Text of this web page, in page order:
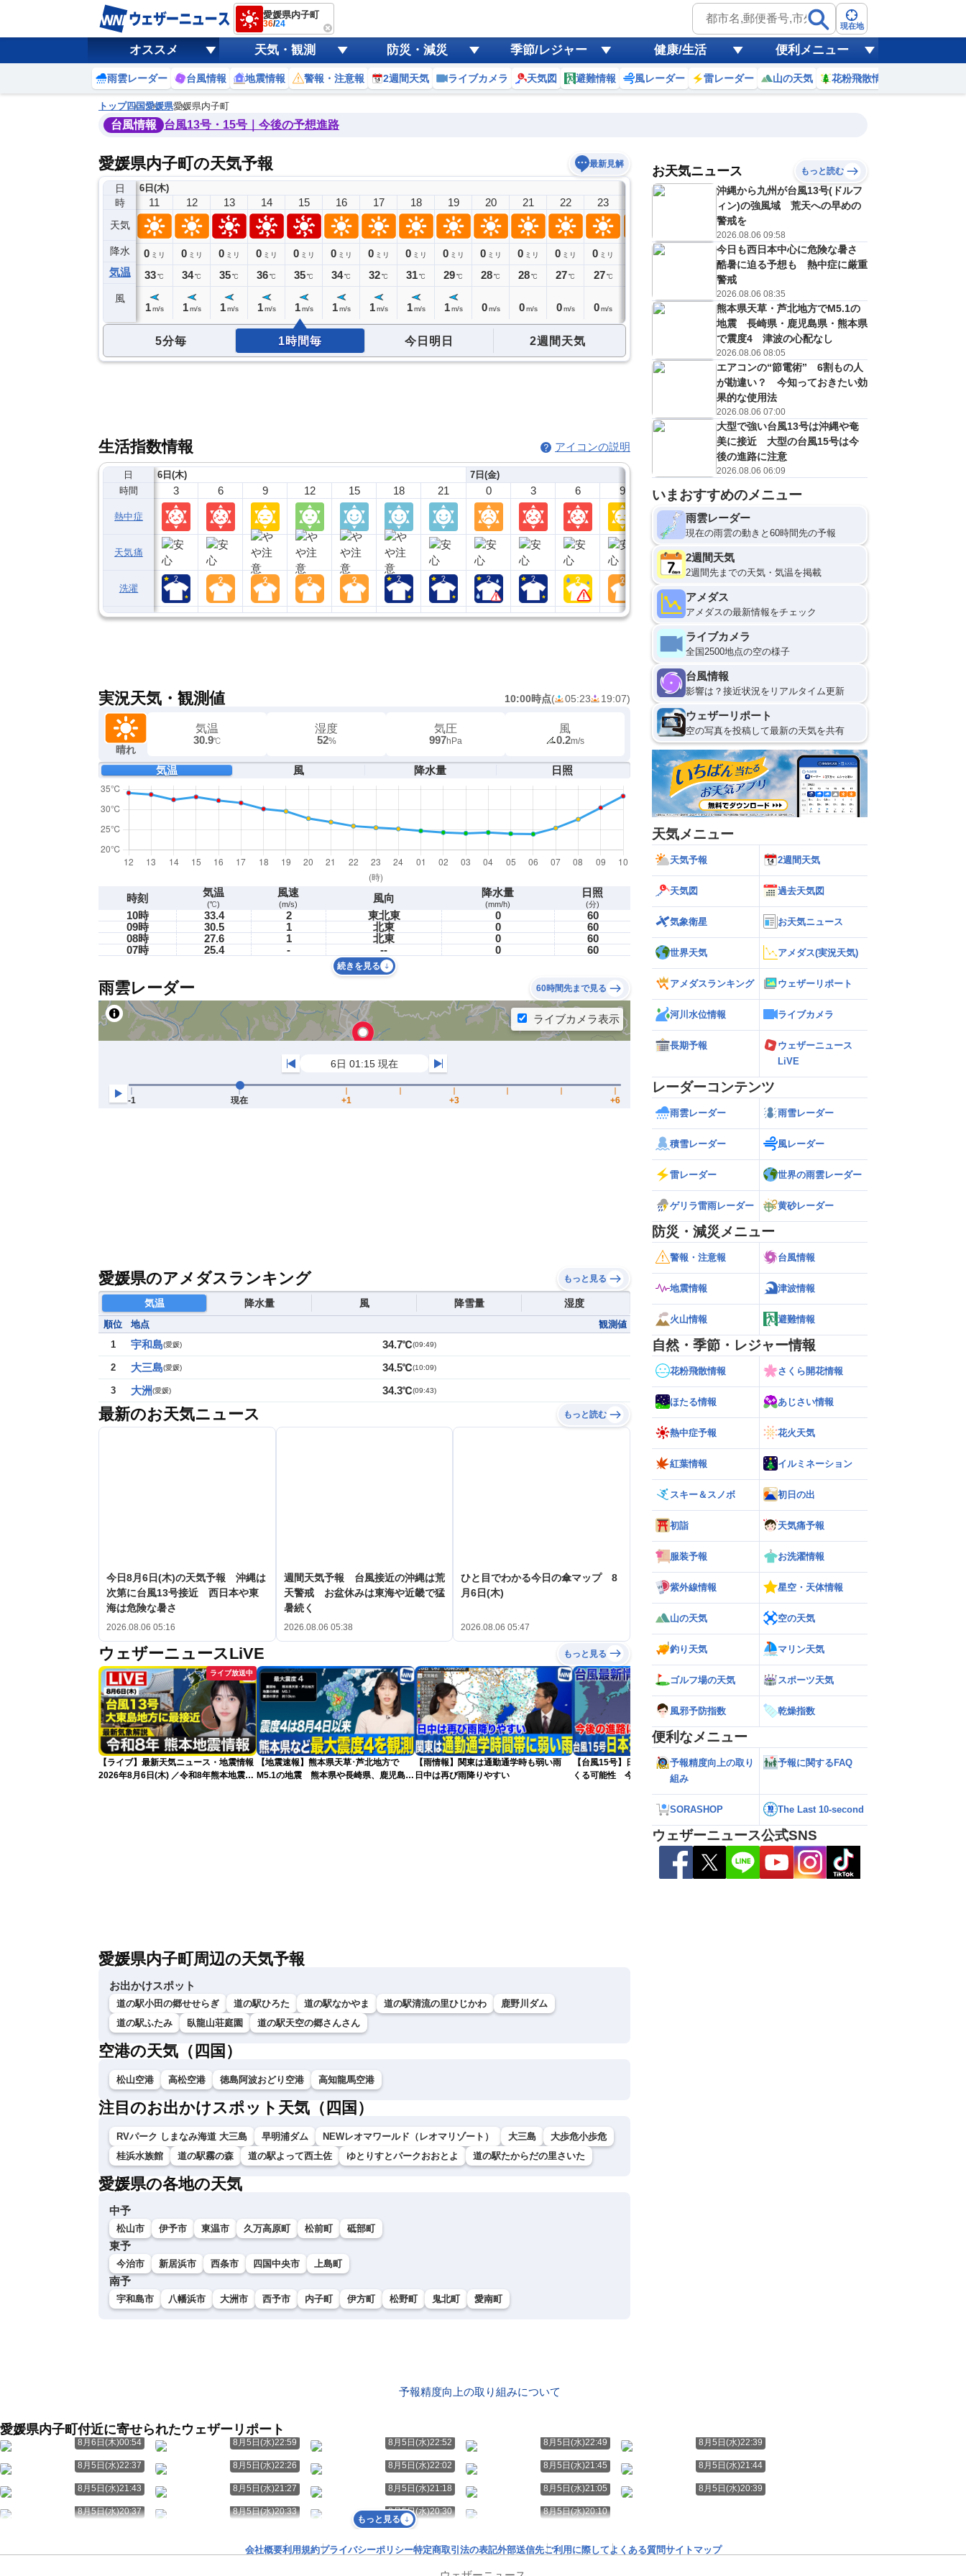
愛媛県内子町
36/24 現在地
オススメ 天気・観測 防災・減災 季節/レジャー 健康/生活 便利メニュー
雨雲レーダー 台風情報 地震情報 警報・注意報 2週間天気 ライブカメラ 天気図 避難情報 風レーダー 雷レーダー 山の天気 花粉飛散情報
トップ四国愛媛県愛媛県内子町
台風情報 台風13号・15号｜今後の予想進路
愛媛県内子町の天気予報 最新見解
日
時
天気
降水
気温
風
6日(木)
10
0ミリ
31℃
11
0 ミリ
33℃
1 m/s
12
0 ミリ
34℃
1 m/s
13
0 ミリ
35℃
1 m/s
14
0 ミリ
36℃
1 m/s
15
0 ミリ
35℃
1 m/s
16
0 ミリ
34℃
1 m/s
17
0 ミリ
32℃
1 m/s
18
0 ミリ
31℃
1 m/s
19
0 ミリ
29℃
1 m/s
20
0 ミリ
28℃
0 m/s
21
0 ミリ
28℃
0 m/s
22
0 ミリ
27℃
0 m/s
23
0 ミリ
27 ℃
0m/s
7日(金)
ミリ
26℃
m/s
3
0ミリ
0m/s
4
0 ミリ
0m/s
5
0ミリ
0m/s
0
0
5分毎 1時間毎 今日明日 2週間天気
生活指数情報 アイコンの説明
日
時間
熱中症
天気痛
洗濯
6日(木)
3 6 9 12 15 18 21
7日(金)
0 3 6 9 12
実況天気・観測値 10:00時点( 05:23 19:07)
晴れ
気温
30.9℃
湿度
52%
気圧
997hPa
風
0.2m/s
気温 風 降水量 日照
時刻 気温
(℃)
風速
(m/s) 風向 降水量
(mm/h)
日照
(分)
10時 33.4 2 東北東 0
60
09時
30.5 1 北東 0
60
08時
27.6 1 北東 0
60
07時
25.4 - -- 0 60
続きを見る
雨雲レーダー 60時間先まで見る
愛媛県のアメダスランキング もっと見る
気温 降水量 風 降雪量 湿度
順位 地点
観測値
1
宇和島(愛媛) 34.7℃(09:49)
2 大三島(愛媛) 34.5℃(10:09)
3 大洲(愛媛) 34.3℃(09:43)
最新のお天気ニュース もっと読む
今日8月6日(木)の天気予報 沖縄は
次第に台風13号接近 西日本や東
海は危険な暑さ
2026.08.06 05:16
週間天気予報 台風接近の沖縄は荒
天警戒 お盆休みは東海や近畿で猛
暑続く
2026.08.06 05:38
ひと目でわかる今日の傘マップ 8
月6日(木)
2026.08.06 05:47
ウェザーニュースLiVE もっと見る
ライブ放送中
【ライブ】最新天気ニュース・地震情報
2026年8月6日(木) ／令和8年熊本地震情
【地震速報】熊本県天草･芦北地方で
M5.1の地震 熊本県や長崎県、鹿児島県
【雨情報】関東は通勤通学時も弱い雨
日中は再び雨降りやすい
【台風15号】日本の東の海上に近づいて
くる可能性 今後の進路に注意（6日3時
【台風13号】沖縄・大東島地方に接近
愛媛県内子町周辺の天気予報
お出かけスポット
道の駅小田の郷せせらぎ 道の駅ひろた 道の駅なかやま 道の駅清流の里ひじかわ
鹿野川ダム
道の駅ふたみ
臥龍山荘庭園 道の駅天空の郷さんさん
空港の天気（四国）
松山空港 高松空港 徳島阿波おどり空港 高知龍馬空港
注目のお出かけスポット天気（四国）
RVパーク しまなみ海道 大三島 早明浦ダム NEWレオマワールド（レオマリゾート） 大三島
大歩危小歩危
桂浜水族館
道の駅霧の森 道の駅よって西土佐 ゆとりすとパークおおとよ 道の駅たからだの里さいた
愛媛県の各地の天気
中予
松山市 伊予市 東温市 久万高原町 松前町 砥部町
東予
今治市 新居浜市 西条市 四国中央市 上島町
南予
宇和島市 八幡浜市 大洲市 西予市 内子町 伊方町 松野町 鬼北町 愛南町
お天気ニュース もっと読む
沖縄から九州が台風13号(ドルフ
ィン)の強風域 荒天への早めの
警戒を
2026.08.06 09:58
今日も西日本中心に危険な暑さ
酷暑に迫る予想も 熱中症に厳重
警戒
2026.08.06 08:35
熊本県天草・芦北地方でM5.1の
地震 長崎県・鹿児島県・熊本県
で震度4 津波の心配なし
2026.08.06 08:05
エアコンの“節電術” 6割もの人
が勘違い？ 今知っておきたい効
果的な使用法
2026.08.06 07:00
大型で強い台風13号は沖縄や奄
美に接近 大型の台風15号は今
後の進路に注意
2026.08.06 06:09
いまおすすめのメニュー
雨雲レーダー
現在の雨雲の動きと60時間先の予報
2週間天気
2週間先までの天気・気温を掲載
アメダス
アメダスの最新情報をチェック
ライブカメラ
全国2500地点の空の様子
台風情報
影響は？接近状況をリアルタイム更新
ウェザーリポート
空の写真を投稿して最新の天気を共有
天気メニュー
天気予報 2週間天気
天気図 過去天気図
気象衛星 お天気ニュース
世界天気 アメダス(実況天気)
アメダスランキング ウェザーリポート
河川水位情報 ライブカメラ
長期予報
ウェザーニュース
LiVE
レーダーコンテンツ
雨雲レーダー 雨雪レーダー
積雪レーダー 風レーダー
雷レーダー 世界の雨雲レーダー
ゲリラ雷雨レーダー 黄砂レーダー
防災・減災メニュー
警報・注意報 台風情報
地震情報 津波情報
火山情報 避難情報
自然・季節・レジャー情報
花粉飛散情報 さくら開花情報
ほたる情報 あじさい情報
熱中症予報 花火天気
紅葉情報 イルミネーション
スキー＆スノボ 初日の出
初詣 天気痛予報
服装予報 お洗濯情報
紫外線情報 星空・天体情報
山の天気 空の天気
釣り天気 マリン天気
ゴルフ場の天気 スポーツ天気
風邪予防指数 乾燥指数
便利なメニュー
予報精度向上の取り
組み
予報に関するFAQ
SORASHOP The Last 10-second
ウェザーニュース公式SNS
予報精度向上の取り組みについて
愛媛県内子町付近に寄せられたウェザーリポート
8月6日(木)00:54 8月5日(水)22:59 8月5日(水)22:52 8月5日(水)22:49 8月5日(水)22:39
8月5日(水)22:37 8月5日(水)22:26 8月5日(水)22:02 8月5日(水)21:45 8月5日(水)21:44
8月5日(水)21:43 8月5日(水)21:27 8月5日(水)21:18 8月5日(水)21:05 8月5日(水)20:39
8月5日(水)20:37 8月5日(水)20:33 8月5日(水)20:30 8月5日(水)20:10
もっと見る
会社概要利用規約プライバシーポリシー特定商取引法の表記外部送信先ご利用に際して よくある質問サイトマップ